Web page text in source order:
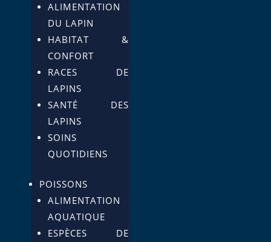
ALIMENTATION
DU LAPIN
HABITAT &
CONFORT
RACES DE
LAPINS
SANTÉ DES
LAPINS
SOINS
QUOTIDIENS
POISSONS
ALIMENTATION
AQUATIQUE
ESPÈCES DE